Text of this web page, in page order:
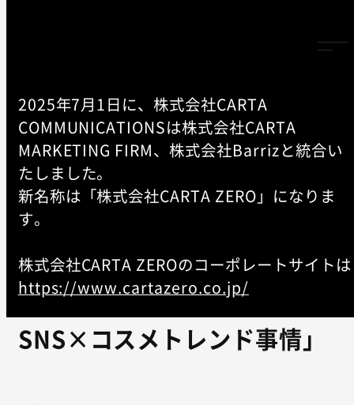
2025年7月1日に、株式会社CARTA
COMMUNICATIONSは株式会社CARTA
MARKETING FIRM、株式会社Barrizと統合い
たしました。
新名称は「株式会社CARTA ZERO」になりま
す。
株式会社CARTA ZEROのコーポレートサイトは
https://www.cartazero.co.jp/
TOP - EVENT
【2023/7/13開催】
【CCI×TORIHADA】ウェビ
ナー「美容系TikTokクリエイ
ターと徹底討論！Z世代の
SNS×コスメトレンド事情」